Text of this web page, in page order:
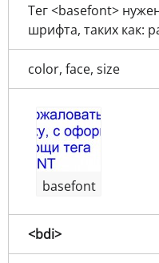
Тег <basefont>
шрифта, таких как:
color, face, size
basefont
<bdi>